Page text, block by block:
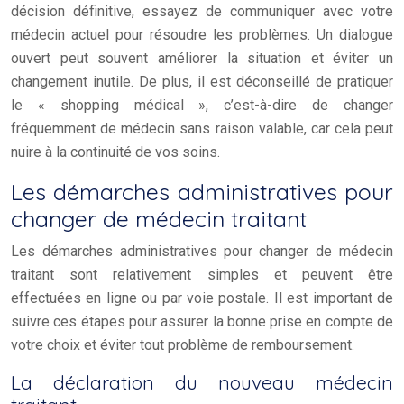
décision définitive, essayez de communiquer avec votre
médecin actuel pour résoudre les problèmes. Un dialogue
ouvert peut souvent améliorer la situation et éviter un
changement inutile. De plus, il est déconseillé de pratiquer
le « shopping médical », c’est-à-dire de changer
fréquemment de médecin sans raison valable, car cela peut
nuire à la continuité de vos soins.
Les démarches administratives pour
changer de médecin traitant
Les démarches administratives pour changer de médecin
traitant sont relativement simples et peuvent être
effectuées en ligne ou par voie postale. Il est important de
suivre ces étapes pour assurer la bonne prise en compte de
votre choix et éviter tout problème de remboursement.
La déclaration du nouveau médecin